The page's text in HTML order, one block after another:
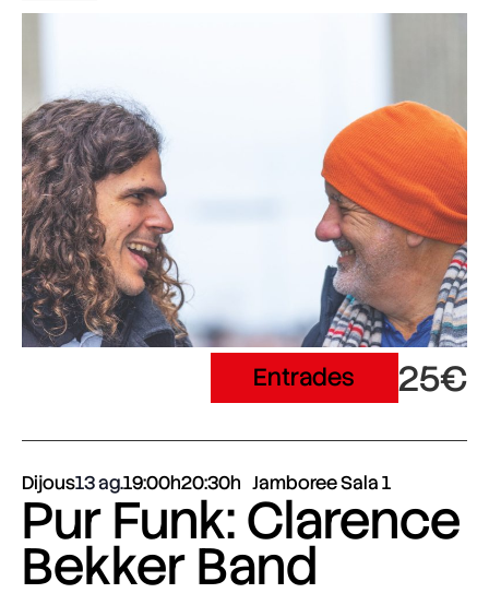
Entrades 25€
Dijous13 ag.19:00h20:30h Jamboree Sala 1
Pur Funk: Clarence
Bekker Band